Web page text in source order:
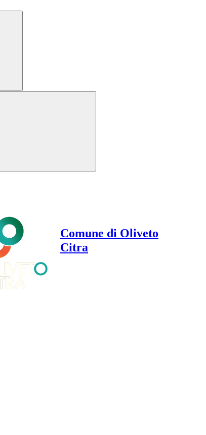
Comune di Oliveto
Citra